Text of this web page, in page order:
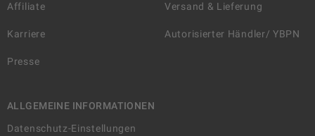
Affiliate
Karriere
Presse
Versand & Lieferung
Autorisierter Händler/ YBPN
ALLGEMEINE INFORMATIONEN
Datenschutz-Einstellungen